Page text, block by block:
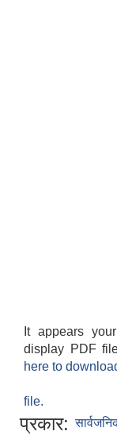
It appears
display PDF
here to
file.
प्रकार: